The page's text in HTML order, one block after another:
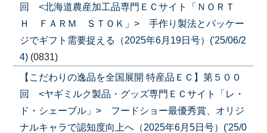
回 <北海道農産加工品専門ＥＣサイト「ＮＯＲＴ
Ｈ ＦＡＲＭ ＳＴＯＫ」> 手作り製法とパッケー
ジでギフト需要捉える（2025年6月19日号）('25/06/2
4) (0831)
【こだわりの逸品を全国展開 特産品ＥＣ】第５００
回 <ヤギミルク製品・グッズ専門ＥＣサイト「レ・
ド・シェーブル」> フードショー最優秀賞、オリジ
ナルキャラで認知度向上へ（2025年6月5日号）('25/0